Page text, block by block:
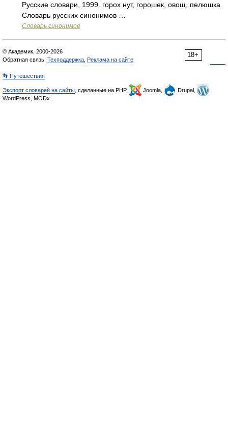
Русские словари, 1999. горох нут, горошек, овощ, пелюшка
Словарь русских синонимов …
Словарь синонимов
18+
© Академик, 2000-2026
Обратная связь: Техподдержка Реклама на сайте
👣 Путешествия
Экспорт словарей на сайты , сделанные на PHP, Joomla,
Drupal,
WordPress, MODx.